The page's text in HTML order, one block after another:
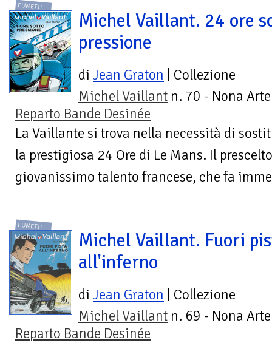
FUMETTI
Michel Vaillant. 24 ore
pressione
di Jean Graton | Collezione
Michel Vaillant n. 70 - Nona
Reparto Bande Desinée
La Vaillante si trova nella necessità di
la prestigiosa 24 Ore di Le Mans. Il
giovanissimo talento francese, che fa
FUMETTI
Michel Vaillant. Fuori
all'inferno
di Jean Graton | Collezione
Michel Vaillant n. 69 - Nona
Reparto Bande Desinée